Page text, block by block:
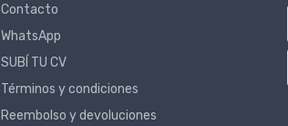
Contacto
WhatsApp
SUBÍ TU CV
Términos y condiciones
Reembolso y devoluciones